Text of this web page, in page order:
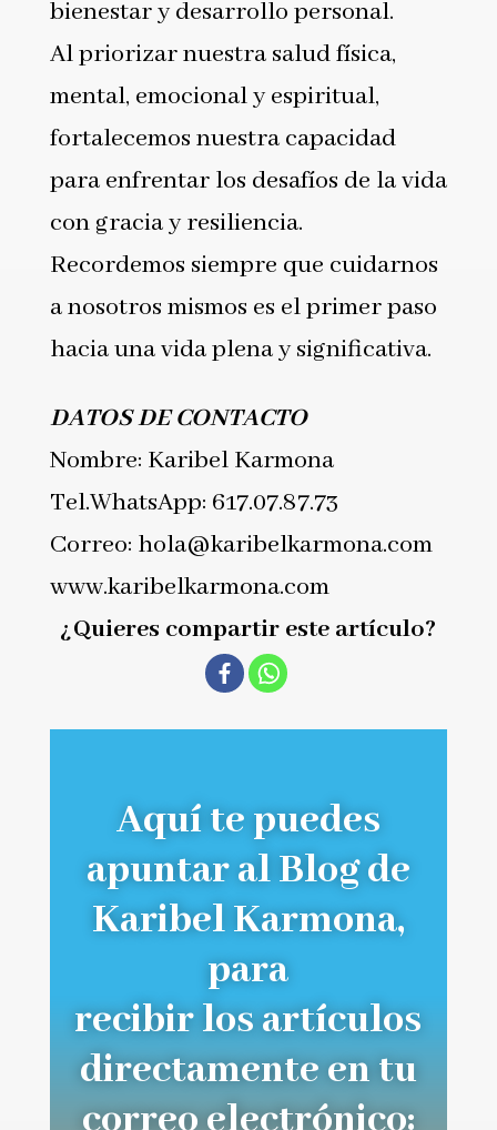
bienestar y desarrollo personal.
Al priorizar nuestra salud física,
mental, emocional y espiritual,
fortalecemos nuestra capacidad
para enfrentar los desafíos de la vida
con gracia y resiliencia.
Recordemos siempre que cuidarnos
a nosotros mismos es el primer paso
hacia una vida plena y significativa.
DATOS DE CONTACTO
Nombre: Karibel Karmona
Tel.WhatsApp: 617.07.87.73
Correo: hola@karibelkarmona.com
www.karibelkarmona.com
¿Quieres compartir este artículo?
Aquí te puedes
apuntar al Blog de
Karibel Karmona,
para
recibir los artículos
directamente en tu